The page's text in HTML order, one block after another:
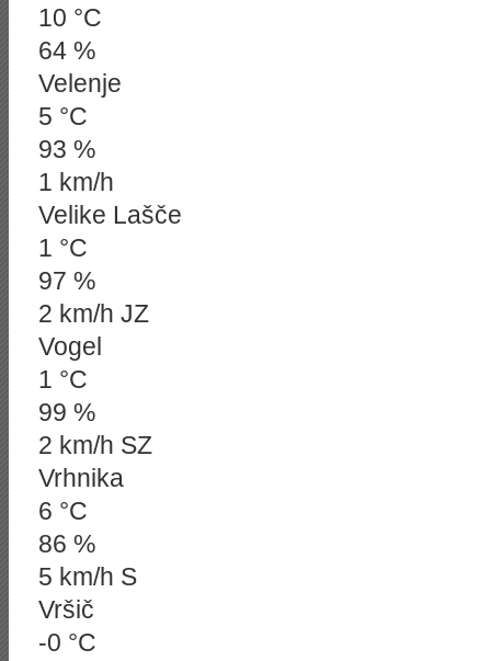
10 °C
64 %
Velenje
5 °C
93 %
1 km/h
Velike Lašče
1 °C
97 %
2 km/h JZ
Vogel
1 °C
99 %
2 km/h SZ
Vrhnika
6 °C
86 %
5 km/h S
Vršič
-0 °C